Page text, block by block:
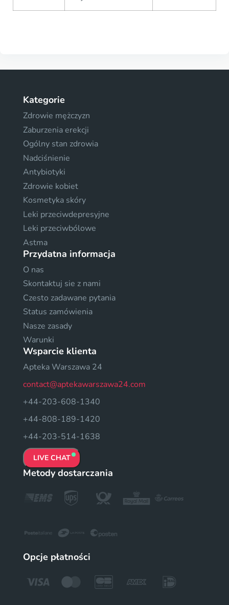
Kategorie
Zdrowie mężczyzn
Zaburzenia erekcji
Ogólny stan zdrowia
Nadciśnienie
Antybiotyki
Zdrowie kobiet
Kosmetyka skóry
Leki przeciwdepresyjne
Leki przeciwbólowe
Astma
Przydatna informacja
O nas
Skontaktuj sie z nami
Czesto zadawane pytania
Status zamówienia
Nasze zasady
Warunki
Wsparcie klienta
Apteka Warszawa 24
contact@aptekawarszawa24.com
+44-203-608-1340
+44-808-189-1420
+44-203-514-1638
LIVE CHAT
Metody dostarczania
Opcje płatności